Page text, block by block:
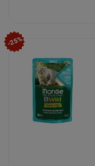
-25%